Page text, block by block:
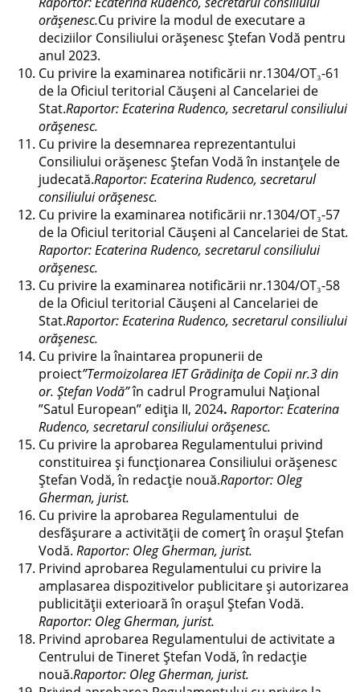
orășenesc.Cu privire la modul de executare a
deciziilor Consiliului orășenesc Ștefan Vodă pentru
anul 2023.
Cu privire la examinarea notificării nr.1304/OT₃-61
de la Oficiul teritorial Căușeni al Cancelariei de
Stat.Raportor: Ecaterina Rudenco, secretarul consiliului
orășenesc.
Cu privire la desemnarea reprezentantului
Consiliului orășenesc Ștefan Vodă în instanțele de
judecată.Raportor: Ecaterina Rudenco, secretarul
consiliului orășenesc.
Cu privire la examinarea notificării nr.1304/OT₃-57
de la Oficiul teritorial Căușeni al Cancelariei de Stat.
Raportor: Ecaterina Rudenco, secretarul consiliului
orășenesc.
Cu privire la examinarea notificării nr.1304/OT₃-58
de la Oficiul teritorial Căușeni al Cancelariei de
Stat.Raportor: Ecaterina Rudenco, secretarul consiliului
orășenesc.
Cu privire la înaintarea propunerii de
proiect”Termoizolarea IET Grădinița de Copii nr.3 din
or. Ștefan Vodă”în cadrul Programului Național
”Satul European” ediția II, 2024. Raportor: Ecaterina
Rudenco, secretarul consiliului orășenesc.
Cu privire la aprobarea Regulamentului privind
constituirea şi funcționarea Consiliului orăşenesc
Ştefan Vodă, în redacție nouă.Raportor: Oleg
Gherman, jurist.
Cu privire la aprobarea Regulamentului de
desfășurare a activității de comerț în orașul Ştefan
Vodă. Raportor: Oleg Gherman, jurist.
Privind aprobarea Regulamentului cu privire la
amplasarea dispozitivelor publicitare și autorizarea
publicității exterioară în oraşul Ştefan Vodă.
Raportor: Oleg Gherman, jurist.
Privind aprobarea Regulamentului de activitate a
Centrului de Tineret Ștefan Vodă, în redacție
nouă.Raportor: Oleg Gherman, jurist.